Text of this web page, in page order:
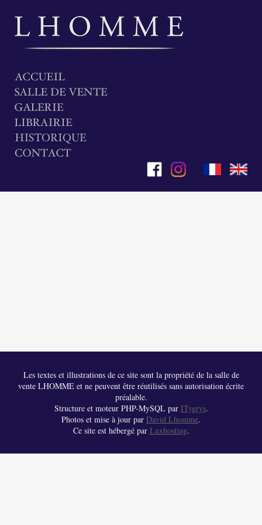
Les textes et illustrations de ce site sont la propriété de la salle de
vente LHOMME et ne peuvent être réutilisés sans autorisation écrite
préalable.
Structure et moteur PHP-MySQL par ITygrys.
Photos et mise à jour par David Lhomme.
Ce site est hébergé par Luxhosting.